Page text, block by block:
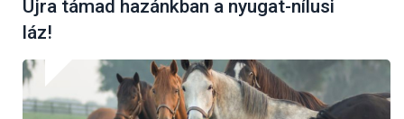
Újra támad hazánkban a nyugat-nílusi
láz!